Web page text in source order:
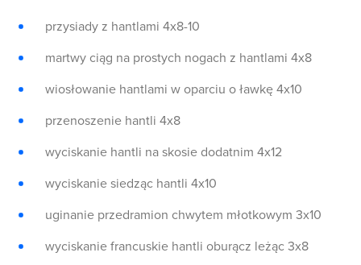
przysiady z hantlami 4x8-10
martwy ciąg na prostych nogach z hantlami 4x8
wiosłowanie hantlami w oparciu o ławkę 4x10
przenoszenie hantli 4x8
wyciskanie hantli na skosie dodatnim 4x12
wyciskanie siedząc hantli 4x10
uginanie przedramion chwytem młotkowym 3x10
wyciskanie francuskie hantli oburącz leżąc 3x8